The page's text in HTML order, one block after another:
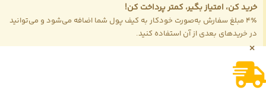
خرید کن، امتیاز بگیر، کمتر پرداخت کن!
4٪ مبلغ سفارش به‌صورت خودکار به کیف پول شما اضافه می‌شود و می‌توانید
در خریدهای بعدی از آن استفاده کنید.
×